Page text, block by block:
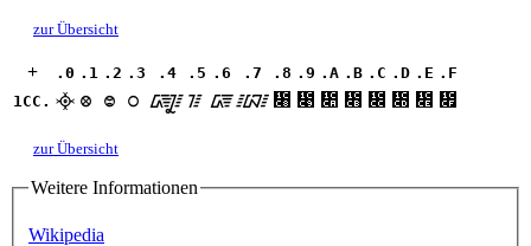
zur Übersicht
+ .0 .1 .2 .3 .4 .5 .6 .7 .8 .9 .A .B .C .D .E .F
1CC. ᳀ ᳁ ᳂ ᳃ ᳄ ᳅ ᳆ ᳇ ᳈ ᳉ ᳊ ᳋ ᳌ ᳍ ᳎ ᳏
zur Übersicht
Weitere Informationen
Wikipedia